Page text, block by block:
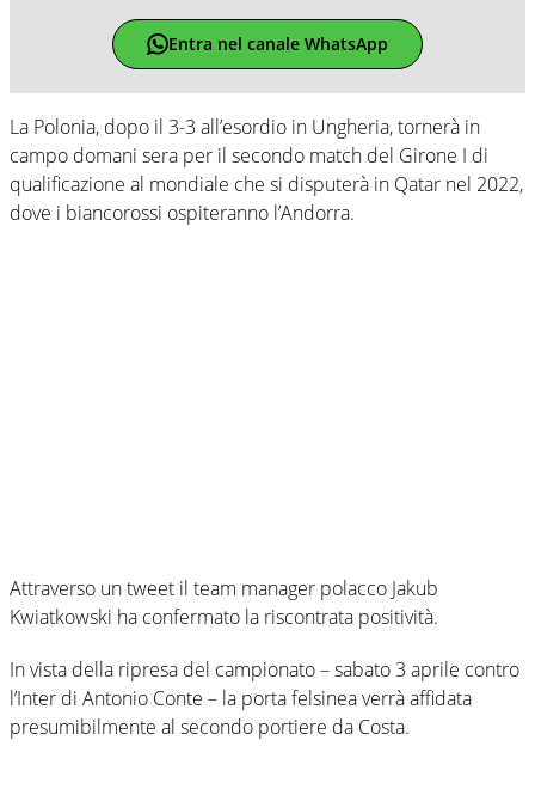
Entra nel canale WhatsApp
La Polonia, dopo il 3-3 all’esordio in Ungheria, tornerà in
campo domani sera per il secondo match del Girone I di
qualificazione al mondiale che si disputerà in Qatar nel 2022,
dove i biancorossi ospiteranno l’Andorra.
Attraverso un tweet il team manager polacco Jakub
Kwiatkowski ha confermato la riscontrata positività.
In vista della ripresa del campionato – sabato 3 aprile contro
l’Inter di Antonio Conte – la porta felsinea verrà affidata
presumibilmente al secondo portiere da Costa.